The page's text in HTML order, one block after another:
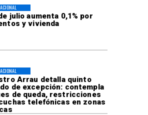
de julio aumenta 0,1% por
y vivienda
Arrau detalla quinto
de excepción: contempla
de queda, restricciones
telefónicas en zonas